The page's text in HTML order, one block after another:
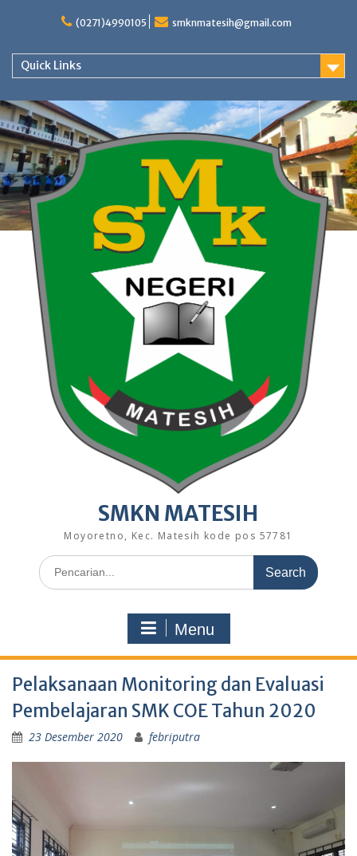
(0271)4990105 smknmatesih@gmail.com
Quick Links
SMKN MATESIH
Moyoretno, Kec. Matesih kode pos 57781
Search
for:
Menu
Pelaksanaan Monitoring dan Evaluasi
Pembelajaran SMK COE Tahun 2020
23 Desember 2020 febriputra